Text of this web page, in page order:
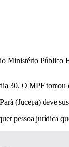
Ministério Público
30. O MPF tomou
(Jucepa) deve
pessoa jurídica